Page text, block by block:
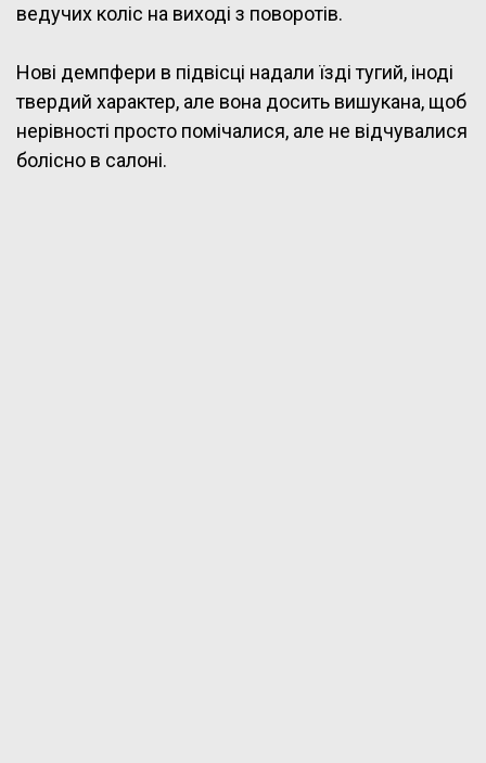
ведучих коліс на виході з поворотів.
Нові демпфери в підвісці надали їзді тугий, іноді
твердий характер, але вона досить вишукана, щоб
нерівності просто помічалися, але не відчувалися
болісно в салоні.